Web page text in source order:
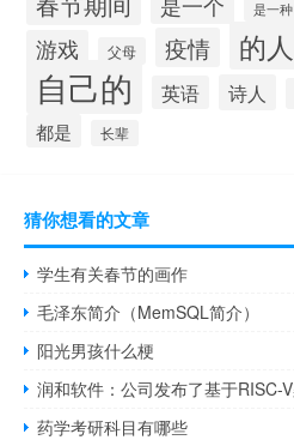
是一种
游戏 父母 疫情 的人
自己的 英语 诗人
都是 长辈
猜你想看的文章
学生有关春节的画作
毛泽东简介（MemSQL简介）
阳光男孩什么梗
药学考研科目有哪些